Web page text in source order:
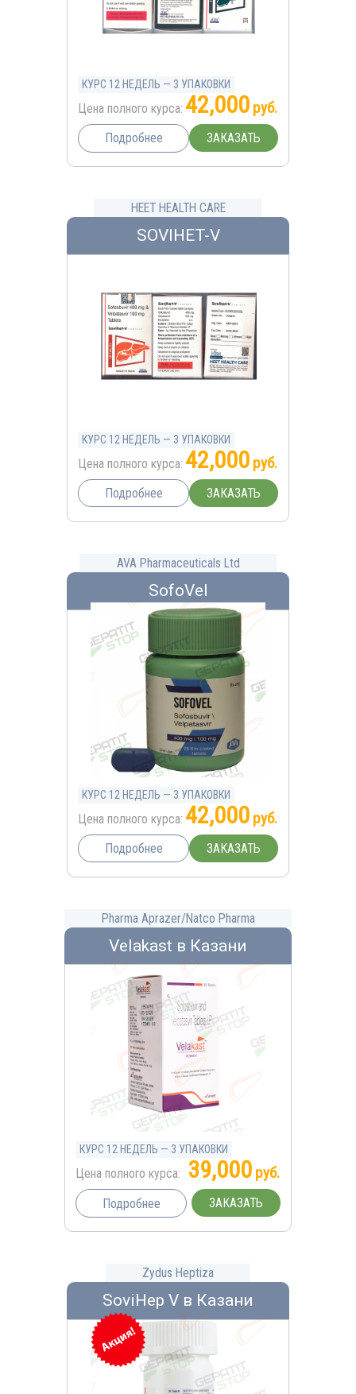
КУРС 12 НЕДЕЛЬ — 3 УПАКОВКИ
Цена полного курса: 42,000 руб.
Подробнее ЗАКАЗАТЬ
HEET HEALTH CARE
SOVIHET-V
КУРС 12 НЕДЕЛЬ — 3 УПАКОВКИ
Цена полного курса: 42,000 руб.
Подробнее ЗАКАЗАТЬ
AVA Pharmaceuticals Ltd
SofoVel
КУРС 12 НЕДЕЛЬ — 3 УПАКОВКИ
Цена полного курса: 42,000 руб.
Подробнее ЗАКАЗАТЬ
Pharma Aprazer/Natco Pharma
Velakast в Казани
КУРС 12 НЕДЕЛЬ — 3 УПАКОВКИ
Цена полного курса: 39,000 руб.
Подробнее ЗАКАЗАТЬ
Zydus Heptiza
SoviHep V в Казани